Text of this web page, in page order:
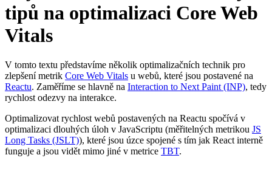
tipů na optimalizaci Core Web
Vitals
V tomto textu představíme několik optimalizačních technik pro
zlepšení metrik Core Web Vitals u webů, které jsou postavené na
Reactu. Zaměříme se hlavně na Interaction to Next Paint (INP), tedy
rychlost odezvy na interakce.
Optimalizovat rychlost webů postavených na Reactu spočívá v
optimalizaci dlouhých úloh v JavaScriptu (měřitelných metrikou JS
Long Tasks (JSLT)), které jsou úzce spojené s tím jak React interně
funguje a jsou vidět mimo jiné v metrice TBT.